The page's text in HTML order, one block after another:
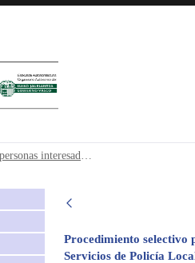
interesadas
Conjunta1. Emplazamiento a personas interesadas en el Procedimiento Abreviado 66/2026.
Procedimiento selectivo
Servicios de Policía